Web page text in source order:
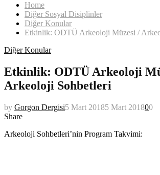
Home
Diğer Sosyal Disiplinler
Diğer Konular
Etkinlik: ODTÜ Arkeoloji Müzesi /
Diğer Konular
Etkinlik: ODTÜ Arkeoloji
Arkeoloji Sohbetleri
by Gorgon Dergisi5 Mart 20185 Mart 201800
Share
Arkeoloji Sohbetleri’nin Program Takvimi: